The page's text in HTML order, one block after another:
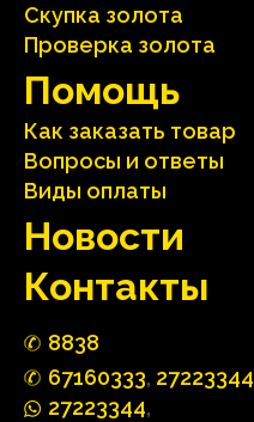
Скупка золота
Проверка золота
Помощь
Как заказать товар
Вопросы и ответы
Виды оплаты
Hовости
Контакты
8838
67160333, 27223344
27223344,